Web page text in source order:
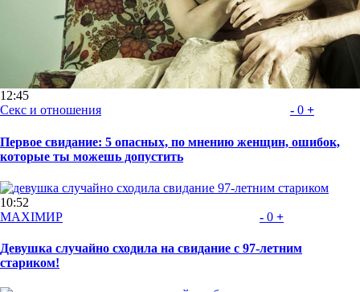
12:45
Секс и отношения
- 0 +
Первое свидание: 5 опасных, по мнению женщин, ошибок,
которые ты можешь допустить
10:52
MAXIMИР
- 0 +
Девушка случайно сходила на свидание с 97-летним
стариком!